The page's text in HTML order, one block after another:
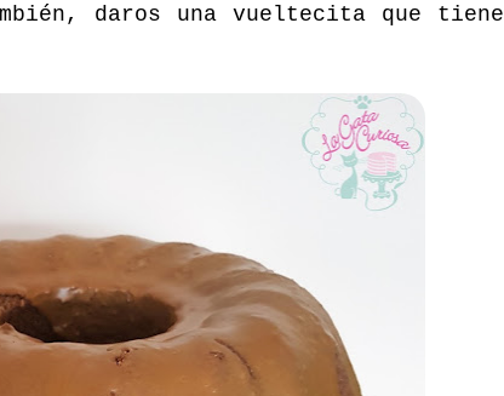
daros una vueltecita que tiene